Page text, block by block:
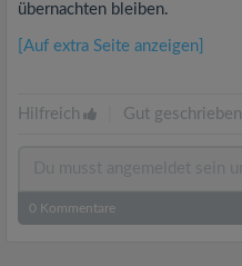
übernachten bleiben.
[Auf extra Seite anzeigen]
Hilfreich Gut geschrieben
0 Kommentare